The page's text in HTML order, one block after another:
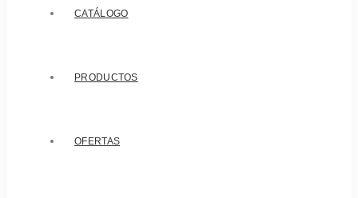
CATÁLOGO
PRODUCTOS
OFERTAS